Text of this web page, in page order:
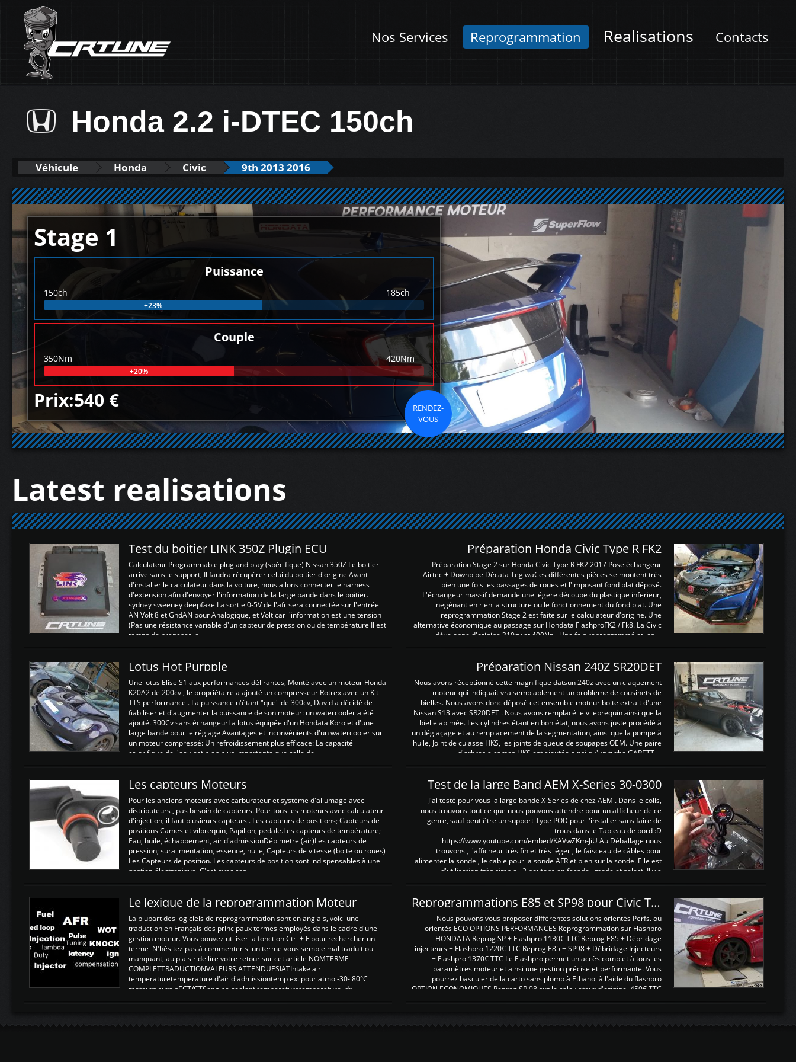
Nos Services Reprogrammation Realisations Contacts
Honda 2.2 i-DTEC 150ch
Véhicule Honda Civic 9th 2013 2016
Stage 1
Puissance
150ch 185ch
+23%
Couple
350Nm 420Nm
+20%
Prix:540 €
RENDEZ-
VOUS
Latest realisations
Test du boitier LINK 350Z Plugin ECU
Calculateur Programmable plug and play (spécifique) Nissan 350Z Le boitier
arrive sans le support, Il faudra récupérer celui du boitier d'origine Avant
d'installer le calculateur dans la voiture, nous allons connecter le harness
d'extension afin d'envoyer l'information de la large bande dans le boitier.
sydney sweeney deepfake La sortie 0-5V de l'afr sera connectée sur l'entrée
AN Volt 8 et GndAN pour Analogique, et Volt car l'information est une tension
(Pas une résistance variable d'un capteur de pression ou de température Il est
temps de brancher le ...
Préparation Honda Civic Type R FK2
Préparation Stage 2 sur Honda Civic Type R FK2 2017 Pose échangeur
Airtec + Downpipe Décata TegiwaCes différentes pièces se montent très
bien une fois les passages de roues et l'imposant fond plat déposé.
L'échangeur massif demande une légere découpe du plastique inferieur,
negénant en rien la structure ou le fonctionnement du fond plat. Une
reprogrammation Stage 2 est faite sur le calculateur d'origine. Une
alternative économique au passage sur Hondata FlashproFK2 / Fk8. La Civic
développe d'origine 310cv et 400Nn , Une fois reprogrammé et les ...
Lotus Hot Purpple
Une lotus Elise S1 aux performances délirantes, Monté avec un moteur Honda
K20A2 de 200cv , le propriétaire a ajouté un compresseur Rotrex avec un Kit
TTS performance . La puissance n'étant "que" de 300cv, David a décidé de
fiabiliser et d'augmenter la puissance de son moteur: un watercooler a été
ajouté. 300Cv sans échangeurLa lotus équipée d'un Hondata Kpro et d'une
large bande pour le réglage Avantages et inconvénients d'un watercooler sur
un moteur compressé: Un refroidissement plus efficace: La capacité
calorifique de l'eau est bien plus importante que celle de ...
Préparation Nissan 240Z SR20DET
Nous avons réceptionné cette magnifique datsun 240z avec un claquement
moteur qui indiquait vraisemblablement un probleme de cousinets de
bielles. Nous avons donc déposé cet ensemble moteur boite extrait d'une
Nissan S13 avec SR20DET . Nous avons remplacé le vilebrequin ainsi que la
bielle abimée. Les cylindres étant en bon état, nous avons juste procédé à
un déglaçage et au remplacement de la segmentation, ainsi que la pompe à
huile, Joint de culasse HKS, les joints de queue de soupapes OEM. Une paire
d'arbres a cames HKS est ajoutée ainsi qu'un turbo GARETT ...
Les capteurs Moteurs
Pour les anciens moteurs avec carburateur et système d'allumage avec
distributeurs , pas besoin de capteurs. Pour tous les moteurs avec calculateur
d'injection, il faut plusieurs capteurs . Les capteurs de positions; Capteurs de
positions Cames et vilbrequin, Papillon, pedale.Les capteurs de température;
Eau, huile, échappement, air d'admissionDébimetre (air)Les capteurs de
pression; suralimentation, essence, huile, Capteurs de vitesse (boite ou roues)
Les Capteurs de position. Les capteurs de position sont indispensables à une
gestion électronique. C'est avec ces ...
Test de la large Band AEM X-Series 30-0300
J'ai testé pour vous la large bande X-Series de chez AEM . Dans le colis,
nous trouvons tout ce que nous pouvons attendre pour un afficheur de ce
genre, sauf peut être un support Type POD pour l'installer sans faire de
trous dans le Tableau de bord :D
https://www.youtube.com/embed/KAVwZKm-JiU Au Déballage nous
trouvons , l'afficheur très fin et très léger , le faisceau de câbles pour
alimenter la sonde , le cable pour la sonde AFR et bien sur la sonde. Elle est
d'utilisation très simple , 2 boutons en façade , mode et select. Il y a
Le lexique de la reprogrammation Moteur
La plupart des logiciels de reprogrammation sont en anglais, voici une
traduction en Français des principaux termes employés dans le cadre d'une
gestion moteur. Vous pouvez utiliser la fonction Ctrl + F pour rechercher un
terme N'hésitez pas à commenter si un terme vous semble mal traduit ou
manquant, au plaisir de lire votre retour sur cet article NOMTERME
COMPLETTRADUCTIONVALEURS ATTENDUESIATIntake air
temperaturetemperature d'air d'admissiontemp ex. pour atmo -30- 80°C
moteurs suralsECT/CTSengine coolant temperaturetemperature ldr
Reprogrammations E85 et SP98 pour Civic Type R FN2
Nous pouvons vous proposer différentes solutions orientés Perfs. ou
orientés ECO OPTIONS PERFORMANCES Reprogrammation sur Flashpro
HONDATA Reprog SP + Flashpro 1130€ TTC Reprog E85 + Débridage
injecteurs + Flashpro 1220€ TTC Reprog E85 + SP98 + Débridage Injecteurs
+ Flashpro 1370€ TTC Le Flashpro permet un accès complet à tous les
paramètres moteur et ainsi une gestion précise et performante. Vous
pourrez basculer de la carto sans plomb à Ethanol à l'aide du flashpro
OPTION ECONOMIQUES Reprog SP 98 sur le calculateur d'origine 450€ TTC